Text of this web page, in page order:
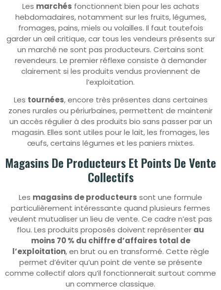
Les marchés fonctionnent bien pour les achats
hebdomadaires, notamment sur les fruits, légumes,
fromages, pains, miels ou volailles. Il faut toutefois
garder un œil critique, car tous les vendeurs présents sur
un marché ne sont pas producteurs. Certains sont
revendeurs. Le premier réflexe consiste à demander
clairement si les produits vendus proviennent de
l’exploitation.
Les tournées, encore très présentes dans certaines
zones rurales ou périurbaines, permettent de maintenir
un accès régulier à des produits bio sans passer par un
magasin. Elles sont utiles pour le lait, les fromages, les
œufs, certains légumes et les paniers mixtes.
Magasins De Producteurs Et Points De Vente
Collectifs
Les magasins de producteurs sont une formule
particulièrement intéressante quand plusieurs fermes
veulent mutualiser un lieu de vente. Ce cadre n’est pas
flou. Les produits proposés doivent représenter au
moins 70 % du chiffre d’affaires total de
l’exploitation, en brut ou en transformé. Cette règle
permet d’éviter qu’un point de vente se présente
comme collectif alors qu’il fonctionnerait surtout comme
un commerce classique.